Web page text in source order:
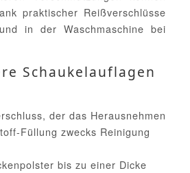
praktischer Reißverschlüsse
in der Waschmaschine bei
Schaukelauflagen
der das Herausnehmen
Füllung zwecks Reinigung
bis zu einer Dicke